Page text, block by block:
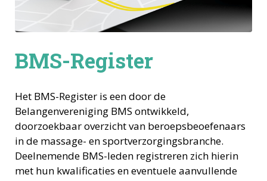
BMS-Register
Het BMS-Register is een door de
Belangenvereniging BMS ontwikkeld,
doorzoekbaar overzicht van beroepsbeoefenaars
in de massage- en sportverzorgingsbranche.
Deelnemende BMS-leden registreren zich hierin
met hun kwalificaties en eventuele aanvullende